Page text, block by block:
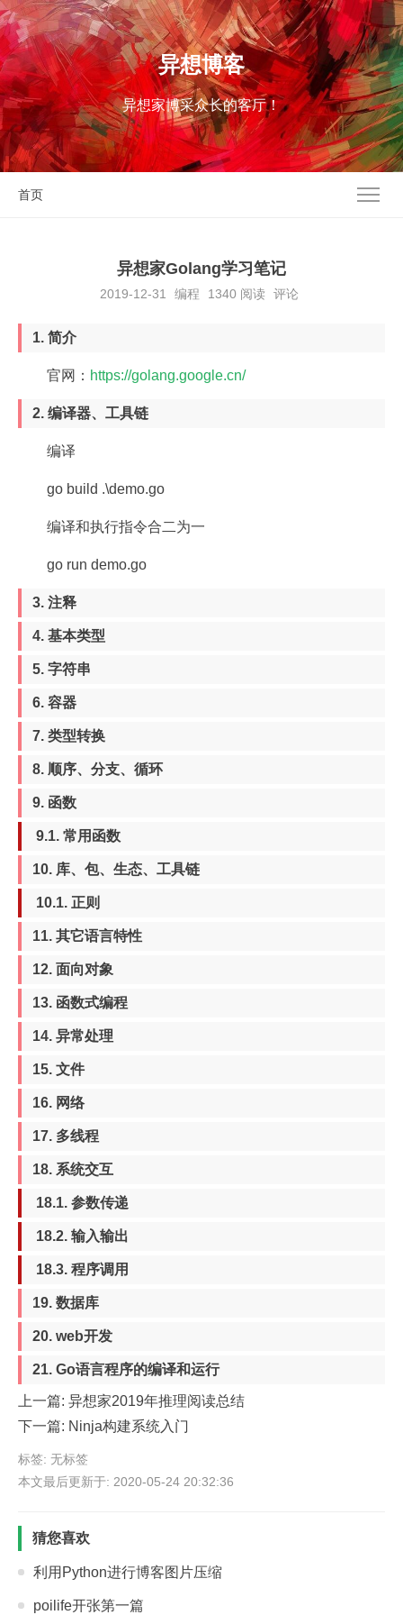
异想博客
异想家博采众长的客厅！
首页
异想家Golang学习笔记
2019-12-31 编程 1340 阅读 评论
1. 简介
官网： https://golang.google.cn/
2. 编译器、工具链
编译
go build .\demo.go
编译和执行指令合二为一
go run demo.go
3. 注释
4. 基本类型
5. 字符串
6. 容器
7. 类型转换
8. 顺序、分支、循环
9. 函数
9.1. 常用函数
10. 库、包、生态、工具链
10.1. 正则
11. 其它语言特性
12. 面向对象
13. 函数式编程
14. 异常处理
15. 文件
16. 网络
17. 多线程
18. 系统交互
18.1. 参数传递
18.2. 输入输出
18.3. 程序调用
19. 数据库
20. web开发
21. Go语言程序的编译和运行
上一篇: 异想家2019年推理阅读总结
下一篇: Ninja构建系统入门
标签: 无标签
本文最后更新于: 2020-05-24 20:32:36
猜您喜欢
利用Python进行博客图片压缩
poilife开张第一篇